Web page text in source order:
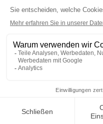
Gartenprojekte